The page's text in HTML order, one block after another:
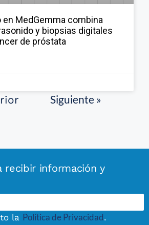
en MedGemma combina
y biopsias digitales
de próstata
Siguiente »
recibir información y
la Política de Privacidad.